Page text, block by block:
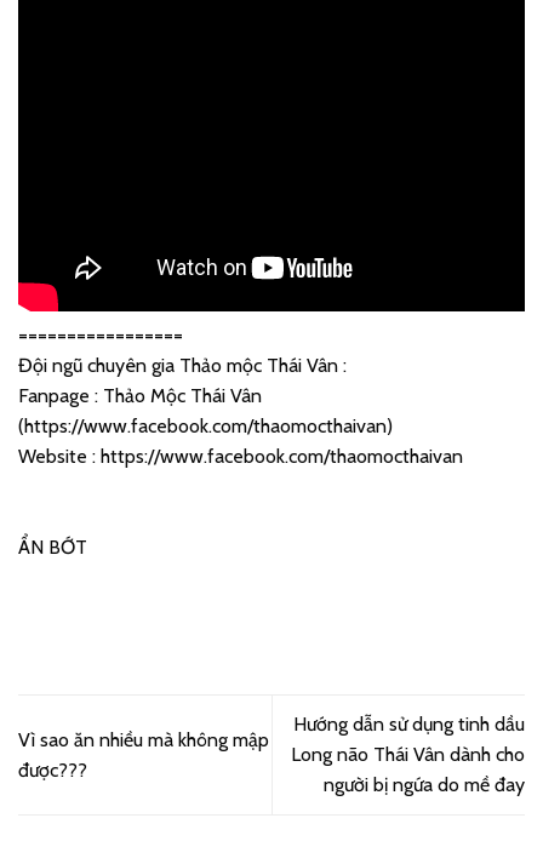
=================
Đội ngũ chuyên gia Thảo mộc Thái Vân :
Fanpage : Thảo Mộc Thái Vân
(https://www.facebook.com/thaomocthaivan)
Website : https://www.facebook.com/thaomocthaivan
ẨN BỚT
Vì sao ăn nhiều mà không mập
được???
Hướng dẫn sử dụng tinh dầu
Long não Thái Vân dành cho
người bị ngứa do mề đay